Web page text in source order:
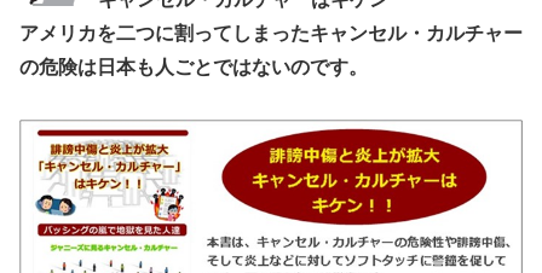
アメリカを二つに割ってしまったキャンセル・カルチャー
の危険は日本も人ごとではないのです。